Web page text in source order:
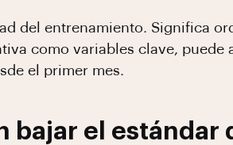
del entrenamiento. Significa
como variables clave,
el primer mes.
bajar el estándar